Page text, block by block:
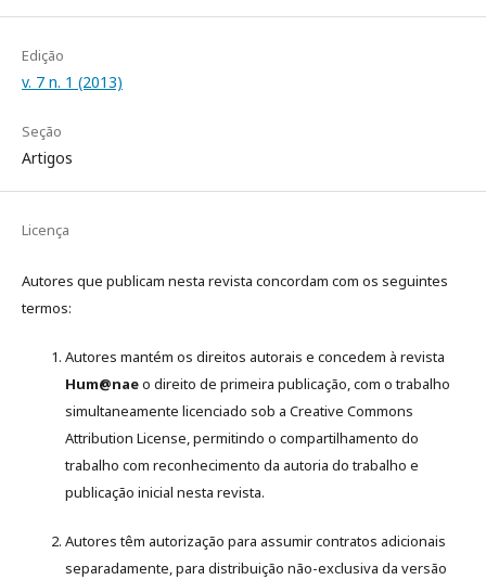
Edição
v. 7 n. 1 (2013)
Seção
Artigos
Licença
Autores que publicam nesta revista concordam com os seguintes
termos:
Autores mantém os direitos autorais e concedem à revista
Hum@naeo direito de primeira publicação, com o trabalho
simultaneamente licenciado sob a Creative Commons
Attribution License, permitindo o compartilhamento do
trabalho com reconhecimento da autoria do trabalho e
publicação inicial nesta revista.
Autores têm autorização para assumir contratos adicionais
separadamente, para distribuição não-exclusiva da versão